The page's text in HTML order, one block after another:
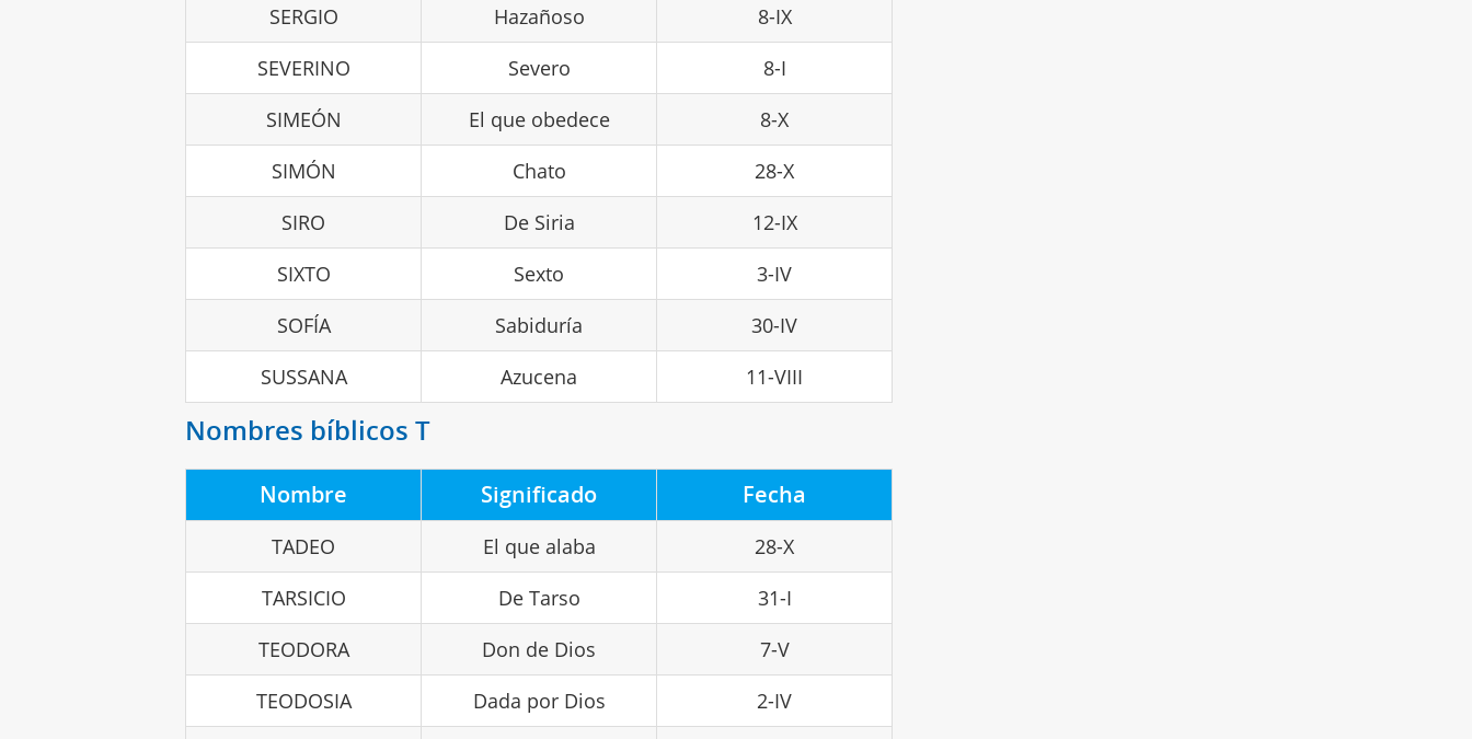
SERGIO Hazañoso
8-IX
SEVERINO
Severo
8-I
SIMEÓN
El que obedece
8-X
SIMÓN
Chato
28-X
SIRO
De Siria
12-IX
SIXTO
Sexto
3-IV
SOFÍA
Sabiduría
30-IV
SUSSANA
Azucena 11-VIII
Nombres bíblicos T
Nombre Significado Fecha
TADEO El que alaba
28-X
TARSICIO
De Tarso
31-I
TEODORA
Don de Dios
7-V
TEODOSIA
Dada por Dios 2-IV